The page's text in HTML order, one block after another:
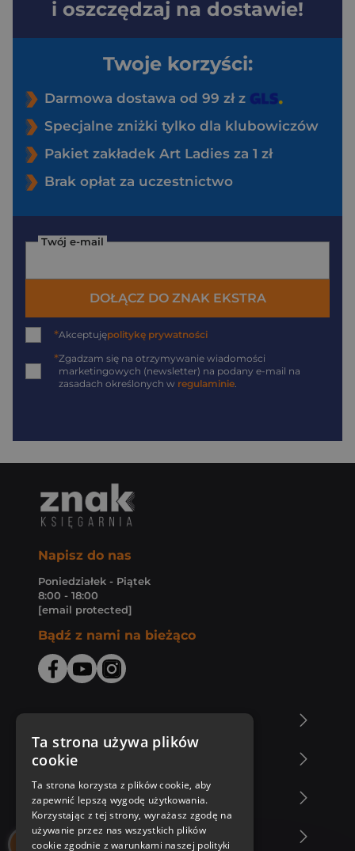
i oszczędzaj na dostawie!
Twoje korzyści:
Darmowa dostawa od 99 zł z
Specjalne zniżki tylko dla klubowiczów
Pakiet zakładek Art Ladies za 1 zł
Brak opłat za uczestnictwo
Twój e-mail
DOŁĄCZ DO ZNAK EKSTRA
*Akceptujępolitykę prywatności
*Zgadzam się na otrzymywanie wiadomości
marketingowych (newsletter) na podany e-mail na
zasadach określonych w regulaminie.
Napisz do nas
Poniedziałek - Piątek
8:00 - 18:00
[email protected]
Bądź z nami na bieżąco
Zakupy u nas
Nasza oferta
Nasi autorzy
Ta strona używa plików
cookie
Ta strona korzysta z plików cookie, aby
zapewnić lepszą wygodę użytkowania.
Korzystając z tej strony, wyrażasz zgodę na
używanie przez nas wszystkich plików
cookie zgodnie z warunkami naszej polityki